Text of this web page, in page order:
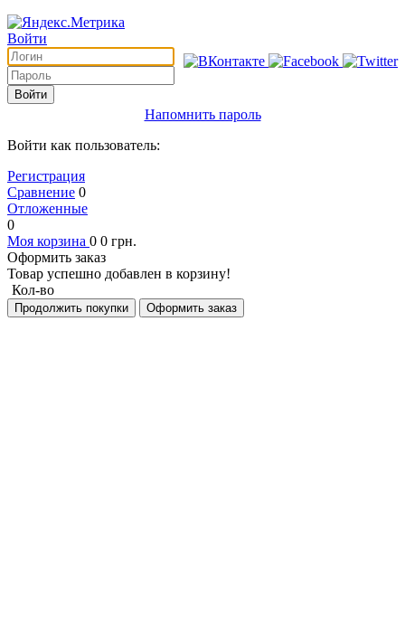
Войти
Войти
Напомнить пароль
Войти как пользователь:
Регистрация
Сравнение 0
Отложенные
0
Моя корзина 0 0 грн.
Оформить заказ
Товар успешно добавлен в корзину!
Кол-во
Продолжить покупки Оформить заказ